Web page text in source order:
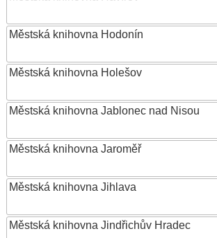
Městská knihovna Hodonín
Městská knihovna Holešov
Městská knihovna Jablonec nad Nisou
Městská knihovna Jaroměř
Městská knihovna Jihlava
Městská knihovna Jindřichův Hradec